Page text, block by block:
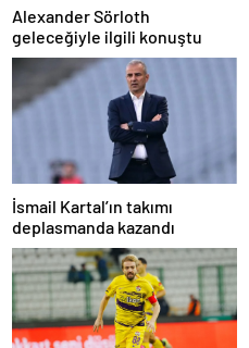
Alexander Sörloth
geleceğiyle ilgili konuştu
İsmail Kartal’ın takımı
deplasmanda kazandı